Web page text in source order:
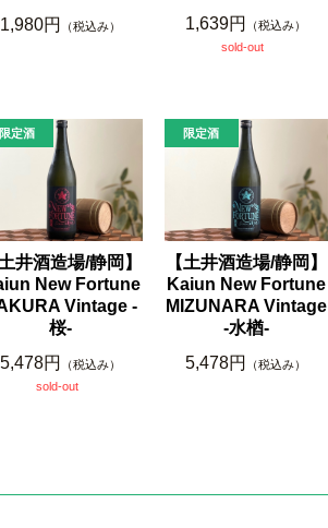
1,980円
（税込み）
1,639円
（税込み）
sold-out
土井酒造場/静岡】
New Fortune
Vintage -
桜-
5,478円
（税込み）
sold-out
【土井酒造場/静岡】
Kaiun New Fortune
MIZUNARA Vintage
-水楢-
5,478円
（税込み）